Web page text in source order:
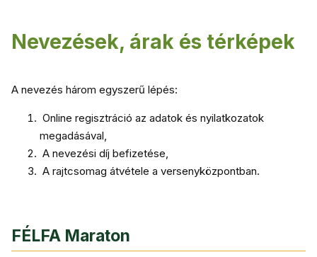
Nevezések, árak és térképek
A nevezés három egyszerű lépés:
Online regisztráció az adatok és nyilatkozatok
megadásával,
A nevezési díj befizetése,
A rajtcsomag átvétele a versenyközpontban.
FÉLFA Maraton